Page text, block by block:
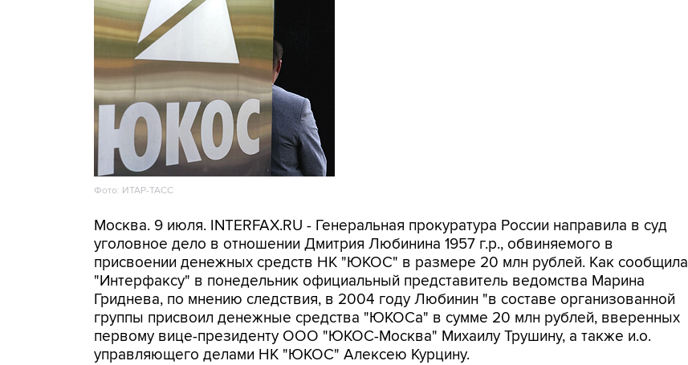
Фото: ИТАР-ТАСС
Москва. 9 июля. INTERFAX.RU - Генеральная прокуратура России направила в суд
уголовное дело в отношении Дмитрия Любинина 1957 г.р., обвиняемого в
присвоении денежных средств НК "ЮКОС" в размере 20 млн рублей. Как сообщила
"Интерфаксу" в понедельник официальный представитель ведомства Марина
Гриднева, по мнению следствия, в 2004 году Любинин "в составе организованной
группы присвоил денежные средства "ЮКОСа" в сумме 20 млн рублей, вверенных
первому вице-президенту ООО "ЮКОС-Москва" Михаилу Трушину, а также и.о.
управляющего делами НК "ЮКОС" Алексею Курцину.